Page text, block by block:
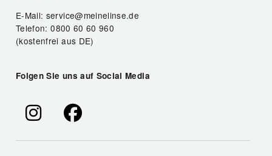
E-Mail: service@meinelinse.de
Telefon: 0800 60 60 960
(kostenfrei aus DE)
Folgen Sie uns auf Social Media